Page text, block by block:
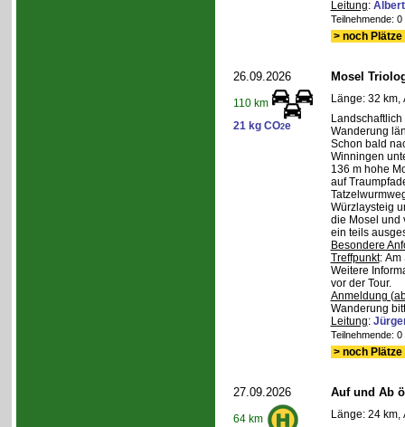
Leitung:
Teilnehmende:
> noch
26.09.2026
110 km
21 kg CO2e
Mosel
Länge: 32 km,
Wanderung
Schon bald
Winningen
136 m hohe
auf
Würzlaysteig
die Mosel und
ein teils
Besondere
Treffpunkt: Am
Weitere
vor der Tour.
Anmeldung
Wanderung
Leitung:
Teilnehmende:
> noch
27.09.2026
64 km
Auf und Ab
Länge: 24 km,